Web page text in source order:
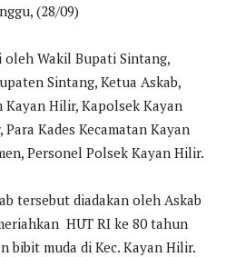
(28/09)
Wakil Bupati Sintang,
Sintang, Ketua Askab,
Kayan Hilir, Kapolsek Kayan
Kades Kecamatan Kayan
Personel Polsek Kayan Hilir.
tersebut diadakan oleh Askab
HUT RI ke 80 tahun
bibit muda di Kec. Kayan Hilir.